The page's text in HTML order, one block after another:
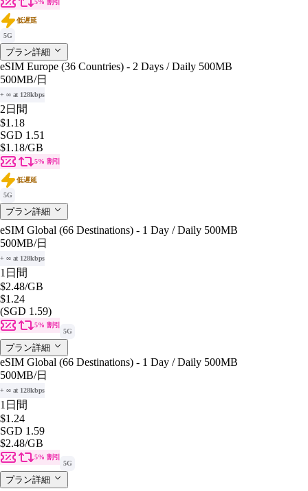
低遅延
5G
プラン詳細
eSIM Europe (36 Countries) - 2 Days / Daily 500MB
500MB/日
+ ∞ at 128kbps
2日間
$1.18
SGD 1.51
$1.18/GB
5% 割引
低遅延
5G
プラン詳細
eSIM Global (66 Destinations) - 1 Day / Daily 500MB
500MB/日
+ ∞ at 128kbps
1日間
$2.48/GB
$1.24
(SGD 1.59)
5% 割引
5G
プラン詳細
eSIM Global (66 Destinations) - 1 Day / Daily 500MB
500MB/日
+ ∞ at 128kbps
1日間
$1.24
SGD 1.59
$2.48/GB
5% 割引
5G
プラン詳細